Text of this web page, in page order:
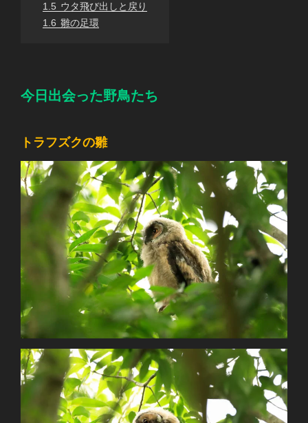
1.5 ウタ飛び出しと戻り
1.6 雛の足環
今日出会った野鳥たち
トラフズクの雛